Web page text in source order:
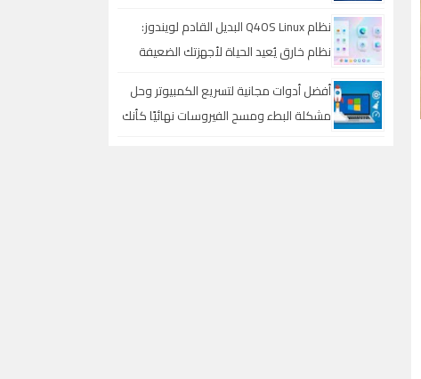
نظام Q4OS Linux البديل القادم لويندوز:
نظام خارق يُعيد الحياة لأجهزتك الضعيفة
أفضل أدوات مجانية لتسريع الكمبيوتر وحل
مشكلة البطء ومسح الفيروسات نهائيًا كأنك